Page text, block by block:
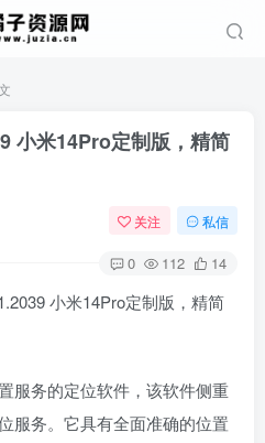
小米14Pro定制版，精简
关注 私信
0 112 14
服务的定位软件，该软件侧重
服务。它具有全面准确的位置